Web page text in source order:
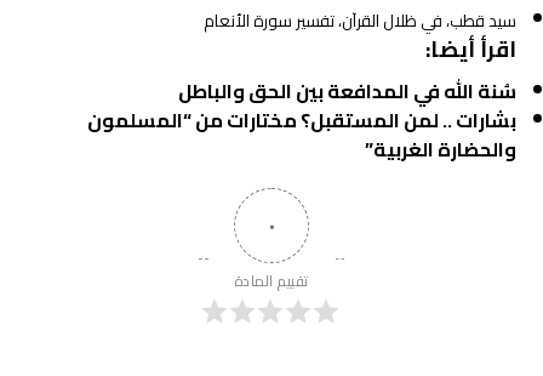
سيد قطب، في ظلال القرآن، تفسير سورة الأنعام
اقرأ أيضا:
سُنة الله في المدافعة بين الحق والباطل
بشارات .. لمن المستقبل؟ مختارات من “المسلمون
والحضارة الغربية”
٠
تقييم المادة